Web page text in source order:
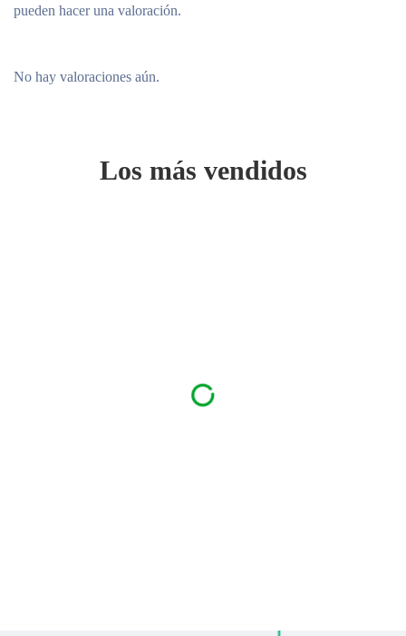
No hay valoraciones aún.
pueden hacer una valoración.
Los más vendidos